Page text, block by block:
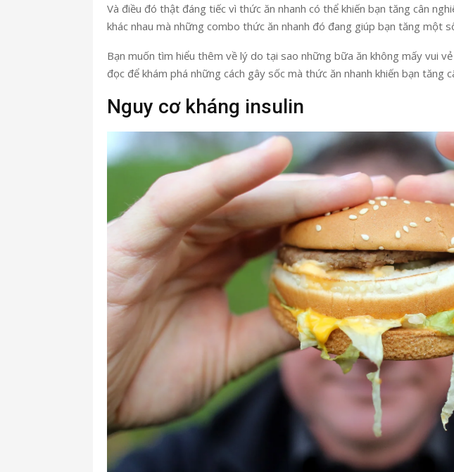
Và điều đó thật đáng tiếc vì thức ăn nhanh có thể khiến bạn tăng cân
khác nhau mà những combo thức ăn nhanh đó đang giúp bạn tăng một
Bạn muốn tìm hiểu thêm về lý do tại sao những bữa ăn không mấy vui
đọc để khám phá những cách gây sốc mà thức ăn nhanh khiến bạn tăng
Nguy cơ kháng insulin